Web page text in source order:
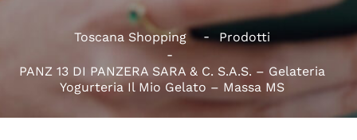
Toscana Shopping Prodotti
PANZ 13 DI PANZERA SARA & C. S.A.S. – Gelateria
Yogurteria Il Mio Gelato – Massa MS